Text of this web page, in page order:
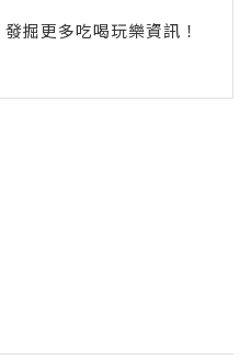
掘更多吃喝玩樂資訊！